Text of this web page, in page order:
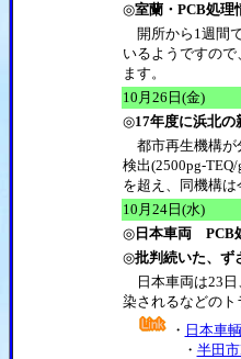
◎室蘭・PCB処理
開所から1週間
いるようですの
ます。
10月26日(金)
◎17年度に浜北の
都市再生機構が
検出(2500pg-
を超え、同機構
10月24日(水)
◎日本車両 PCB
◎批判続いた、
日本車両は23日
染されるなどの
・ 日本車輌
・ 半田